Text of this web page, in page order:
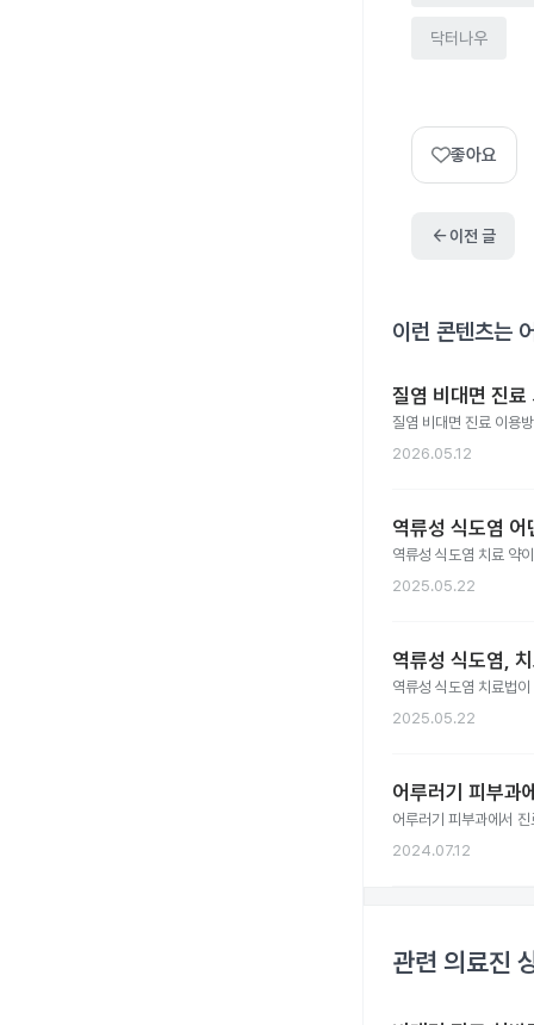
닥터나우
좋아요
arrow_back이전 글
이런 콘텐츠는
질염 비대면 진
질염 비대면 진료 이용
2026.05.12
역류성 식도염
역류성 식도염 치료 약
2025.05.22
역류성 식도염,
역류성 식도염 치료법
2025.05.22
어루러기 피부과
어루러기 피부과에서
2024.07.12
관련 의료진